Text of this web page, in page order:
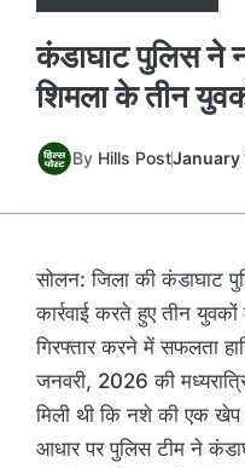
कंडाघाट पुलिस ने
शिमला के तीन
By Hills PostJanuary
सोलन: जिला की कंडाघाट
कार्रवाई करते हुए तीन
गिरफ्तार करने में सफलता
जनवरी, 2026 की
मिली थी कि नशे की एक
आधार पर पुलिस टीम ने